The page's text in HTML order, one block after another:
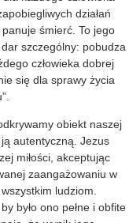
działań
śmierć. To jego
szczególny: pobudza
człowieka dobrej
się dla sprawy życia
obiekt naszej
autentyczną. Jezus
miłości, akceptując
zaangażowaniu w
ludziom.
było ono pełne i obfite